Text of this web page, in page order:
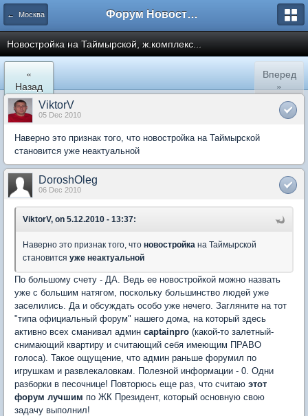
← Москва Форум Новостройки
Новостройка на Таймырской, ж.комплекс...
«
Назад
Вперед
»
ViktorV
05 Dec 2010
Наверно это признак того, что новостройка на Таймырской
становится уже неактуальной
DoroshOleg
06 Dec 2010
ViktorV, on 5.12.2010 - 13:37:
Наверно это признак того, что новостройка на Таймырской
становится уже неактуальной
По большому счету - ДА. Ведь ее новостройкой можно назвать
уже с большим натягом, поскольку большинство людей уже
заселились. Да и обсуждать особо уже нечего. Загляните на тот
"типа официальный форум" нашего дома, на который здесь
активно всех сманивал админ captainpro (какой-то залетный-
снимающий квартиру и считающий себя имеющим ПРАВО
голоса). Такое ощущение, что админ раньше форумил по
игрушкам и развлекаловкам. Полезной информации - 0. Одни
разборки в песочнице! Повторюсь еще раз, что считаю этот
форум лучшим по ЖК Президент, который основную свою
задачу выполнил!